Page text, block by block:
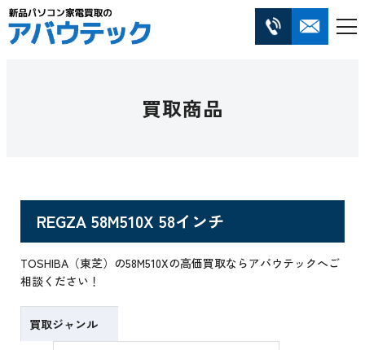
買取商品
REGZA 58M510X 58インチ
TOSHIBA（東芝）の58M510Xの高価買取ならアバウテックへご
相談ください！
買取ジャンル